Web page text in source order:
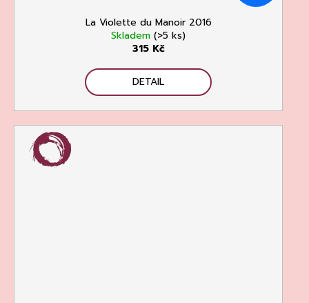
La Violette du Manoir 2016
Skladem (>5 ks)
315 Kč
DETAIL